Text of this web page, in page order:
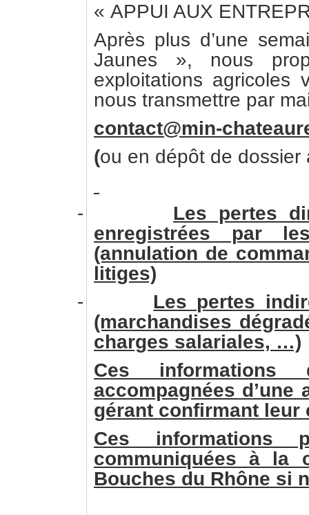
« APPUI AUX
Après plus d’une
Jaunes », nous
exploitations agricoles
nous transmettre par
contact@min-
(ou en dépôt de dossier
-
Les pertes
enregistrées par
(annulation de
litiges)
-
Les pertes
(marchandises
charges salariales, …)
Ces informations
accompagnées d’une
gérant confirmant leur
Ces informations
communiquées à la
Bouches du Rhône si